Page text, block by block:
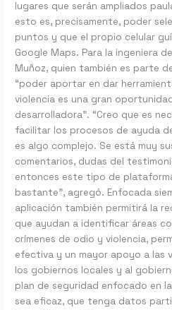
lugares que serán ampliados
esto es, precisamente, poder
puntos y que el propio celular
Google Maps. Para la ingeniera
Muñoz, quien también es parte
“poder aportar en dar
violencia es una gran
desarrolladora”. “Creo que es
facilitar los procesos de ayuda
es algo complejo. Se está muy
comentarios, dudas del
entonces este tipo de
bastante”, agregó. Enfocada
aplicación también permitirá la
que ayudan a identificar áreas
crímenes de odio y violencia,
efectiva y un mayor apoyo a las
los gobiernos locales y al
plan de seguridad enfocado en
sea eficaz, que tenga datos